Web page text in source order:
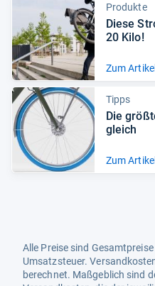
Produkte
Diese
20 Kilo!
Zum Artikel
Tipps
Die
gleich
Zum Artikel
Alle Preise sind
Umsatzsteuer.
berechnet. Maßgeblich sind